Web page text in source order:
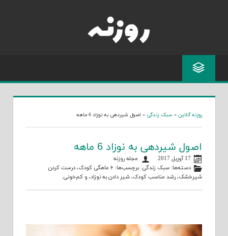
روزنه آنلاین » سبک زندگی » اصول شیردهی به نوزاد 6 ماهه
اصول شیردهی به نوزاد 6 ماهه
17 آوریل 2017
مجله روزنه
دسته‌ها:سبک زندگی. برچسب‌ها: ۶ ماهگی کودک ،درست کردن
شیرخشک، رشد مناسب کودک، شیر دادن به نوزاد، و کم‌خونی.